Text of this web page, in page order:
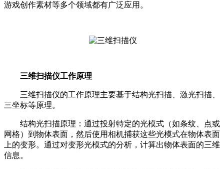
游戏创作素材等多个领域都有广泛应用。
三维扫描仪工作原理
三维扫描仪的工作原理主要基于结构光扫描、激光扫描、
三坐标等原理。
结构光扫描原理：通过投射特定的光模式（如条纹、点或
网格）到物体表面，然后使用相机捕获这些光模式在物体表面
上的变形。通过对变形光模式的分析，计算出物体表面的三维
信息。